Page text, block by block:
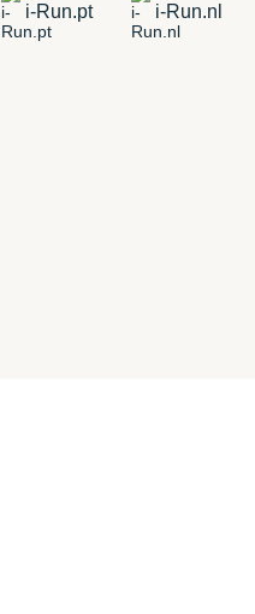
i-Run.pt i-Run.nl